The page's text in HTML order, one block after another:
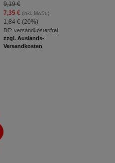
9,19 €
7,35 €(inkl. MwSt.)
1,84 € (20%)
DE: versandkostenfrei
zzgl. Auslands-
Versandkosten